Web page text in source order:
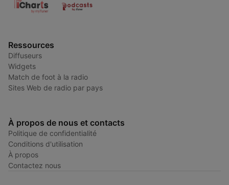
Ressources
Diffuseurs
Widgets
Match de foot à la radio
Sites Web de radio par pays
À propos de nous et contacts
Politique de confidentialité
Conditions d'utilisation
À propos
Contactez nous